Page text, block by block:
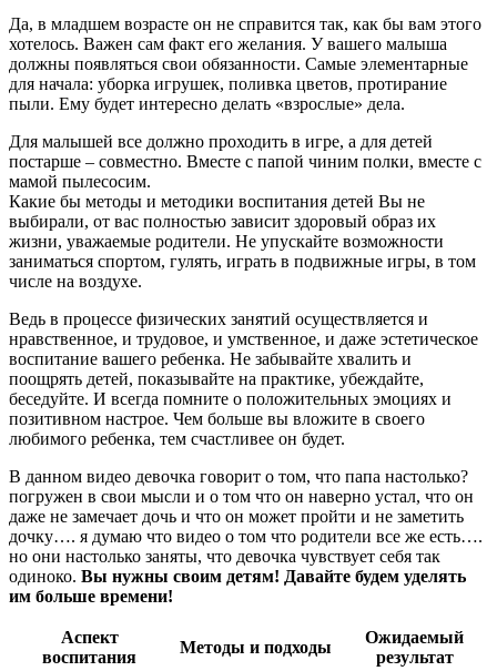
Да, в младшем возрасте он не справится так, как бы вам этого
хотелось. Важен сам факт его желания. У вашего малыша
должны появляться свои обязанности. Самые элементарные
для начала: уборка игрушек, поливка цветов, протирание
пыли. Ему будет интересно делать «взрослые» дела.
Для малышей все должно проходить в игре, а для детей
постарше – совместно. Вместе с папой чиним полки, вместе с
мамой пылесосим.
Какие бы методы и методики воспитания детей Вы не
выбирали, от вас полностью зависит здоровый образ их
жизни, уважаемые родители. Не упускайте возможности
заниматься спортом, гулять, играть в подвижные игры, в том
числе на воздухе.
Ведь в процессе физических занятий осуществляется и
нравственное, и трудовое, и умственное, и даже эстетическое
воспитание вашего ребенка. Не забывайте хвалить и
поощрять детей, показывайте на практике, убеждайте,
беседуйте. И всегда помните о положительных эмоциях и
позитивном настрое. Чем больше вы вложите в своего
любимого ребенка, тем счастливее он будет.
В данном видео девочка говорит о том, что папа настолько?
погружен в свои мысли и о том что он наверно устал, что он
даже не замечает дочь и что он может пройти и не заметить
дочку…. я думаю что видео о том что родители все же есть….
но они настолько заняты, что девочка чувствует себя так
одиноко. Вы нужны своим детям! Давайте будем уделять
им больше времени!
Аспект
воспитания
Методы и подходы
Ожидаемый
результат